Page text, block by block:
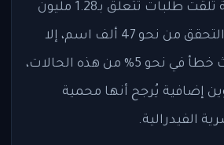
الضرائب أن الوكالة تلقت طلبات تتعلق بـ1.28 مليون
اسم. وتمكنت من التحقق من نحو 47 ألف اسم، إلا
أنها اعترفت بحدوث خطأ في نحو 5% من هذه الحالات،
إضافية يُرجح أنها محمية
الفيدرالية.